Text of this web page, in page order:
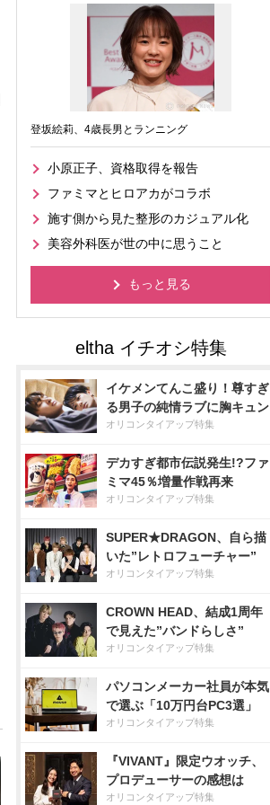
登坂絵莉、4歳長男とランニング
小原正子、資格取得を報告
ファミマとヒロアカがコラボ
施す側から見た整形のカジュアル化
美容外科医が世の中に思うこと
もっと見る
イケメンてんこ盛り！尊すぎ
る男子の純情ラブに胸キュン
オリコンタイアップ特集
デカすぎ都市伝説発生!?ファ
ミマ45％増量作戦再来
オリコンタイアップ特集
SUPER★DRAGON、自ら描
いた”レトロフューチャー”
オリコンタイアップ特集
CROWN HEAD、結成1周年
で見えた”バンドらしさ”
オリコンタイアップ特集
パソコンメーカー社員が本気
で選ぶ「10万円台PC3選」
オリコンタイアップ特集
『VIVANT』限定ウオッチ、
プロデューサーの感想は
オリコンタイアップ特集